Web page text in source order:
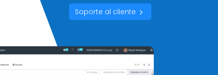
Soporte al cliente